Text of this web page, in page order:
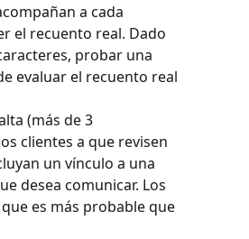
a cada
el recuento real. Dado
probar una
evaluar el recuento real
(más de 3
clientes a que revisen
un vínculo a una
desea comunicar. Los
es más probable que